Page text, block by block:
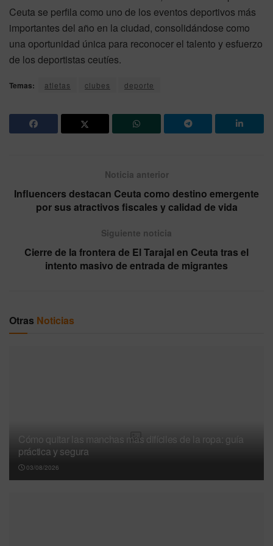
Ceuta se perfila como uno de los eventos deportivos más
importantes del año en la ciudad, consolidándose como
una oportunidad única para reconocer el talento y esfuerzo
de los deportistas ceutíes.
Temas: atletas clubes deporte
Noticia anterior
Influencers destacan Ceuta como destino emergente
por sus atractivos fiscales y calidad de vida
Siguiente noticia
Cierre de la frontera de El Tarajal en Ceuta tras el
intento masivo de entrada de migrantes
Otras Noticias
Cómo quitar las manchas más difíciles de la ropa: guía
práctica y segura
03/08/2026